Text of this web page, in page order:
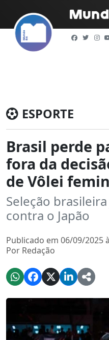
ESPORTE
Brasil perde
fora da
de Vôlei
Seleção
contra o Japão
Publicado em 06/09/2025
Por Redação